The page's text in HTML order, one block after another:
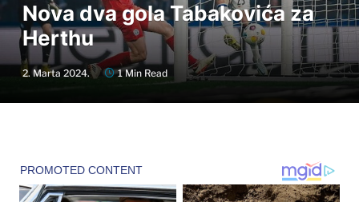
Nova dva gola Tabakovića za
Herthu
2. Marta 2024. 1 Min Read